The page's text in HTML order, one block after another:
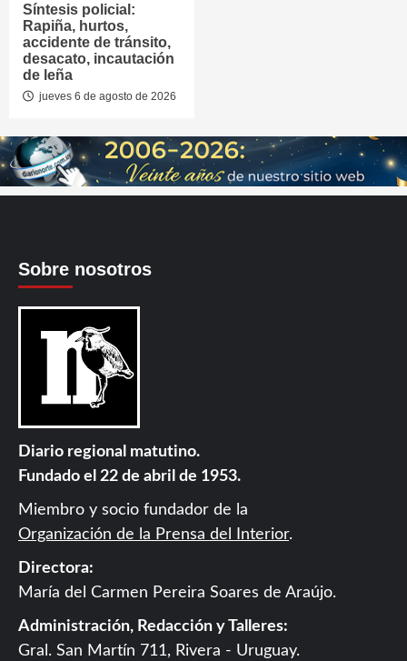
Síntesis policial:
Rapiña, hurtos,
accidente de tránsito,
desacato, incautación
de leña
jueves 6 de agosto de 2026
Sobre nosotros
Diario regional matutino.
Fundado el 22 de abril de 1953.
Miembro y socio fundador de la
Organización de la Prensa del Interior.
Directora:
María del Carmen Pereira Soares de Araújo.
Administración, Redacción y Talleres:
Gral. San Martín 711, Rivera - Uruguay.